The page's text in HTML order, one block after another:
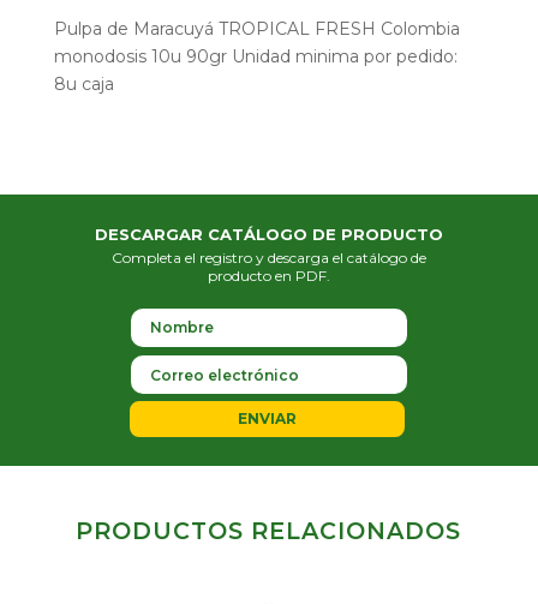
Pulpa de Maracuyá TROPICAL FRESH Colombia
monodosis 10u 90gr Unidad minima por pedido:
8u caja
DESCARGAR CATÁLOGO DE PRODUCTO
Completa el registro y descarga el catálogo de
producto en PDF.
ENVIAR
PRODUCTOS RELACIONADOS